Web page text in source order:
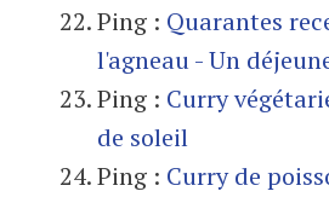
Ping : Quarantes
l'agneau - Un
Ping : Curry
de soleil
Ping : Curry de